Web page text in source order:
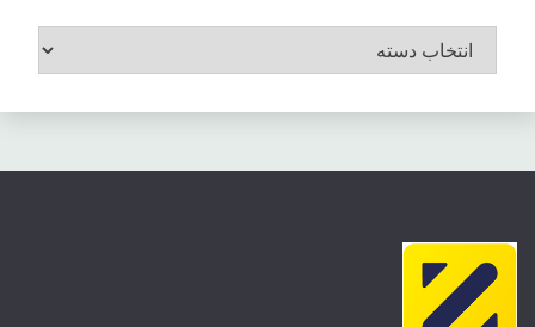
موضوعات